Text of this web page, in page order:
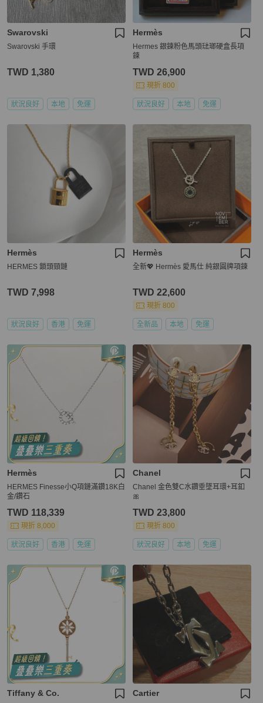
Swarovski
Swarovski 手環
TWD 1,380
狀況良好 本地 免運
Hermès
Hermes 銀鍊粉色馬頭琺瑯硬盒長項
鍊
TWD 26,900
現折 800
狀況良好 本地 免運
Hermès
HERMES 鎖頭頸鏈
TWD 7,998
狀況良好 香港 免運
Hermès
全新💖 Hermès 愛馬仕 純銀圓牌項鍊
TWD 22,600
現折 800
全新品 本地 免運
Hermès
HERMES Finesse小Q項鏈滿鑽18K白
金/鑽石
TWD 118,339
現折 8,000
狀況良好 香港 免運
Chanel
Chanel 金色雙C水鑽垂墜耳環+耳釦
🎀
TWD 23,800
現折 800
狀況良好 本地 免運
Tiffany & Co. Cartier